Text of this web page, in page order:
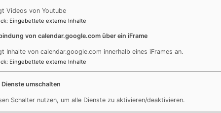
Videos von Youtube
: Eingebettete externe Inhalte
von calendar.google.com über ein iFrame
Inhalte von calendar.google.com innerhalb eines iFrames an.
: Eingebettete externe Inhalte
Dienste umschalten
Schalter nutzen, um alle Dienste zu aktivieren/deaktivieren.